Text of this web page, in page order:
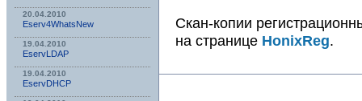
20.04.2010
Eserv4WhatsNew
19.04.2010
EservLDAP
19.04.2010
EservDHCP
Скан-копии
на странице HonixReg.